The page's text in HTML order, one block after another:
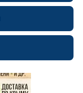
erid: 2SDnjcrDNw6
erid: 2SDnjdPjgYS